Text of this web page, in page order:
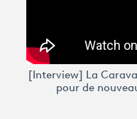
[Interview] La
pour de